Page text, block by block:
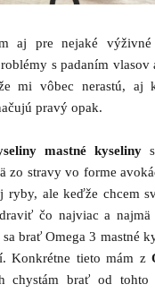
aj pre nejaké výživné
s padaním vlasov
mi vôbec nerastú, aj
pravý opak.
mastné kyseliny
zo stravy vo forme
ryby, ale keďže chcem
čo najviac a najmä
brať Omega 3 mastné
Konkrétne tieto mám z
chystám brať od tohto